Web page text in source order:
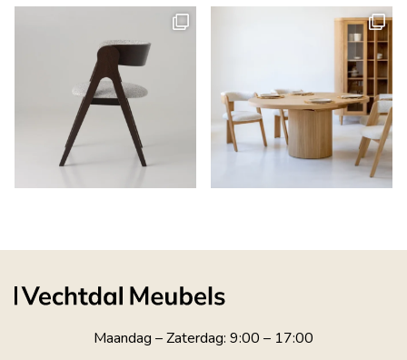
Maandag – Zaterdag: 9:00 – 17:00